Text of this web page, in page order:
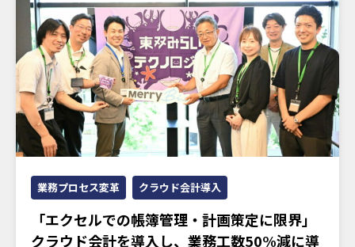
業務プロセス変革 クラウド会計導入
「エクセルでの帳簿管理・計画策定に限界」
クラウド会計を導入し、業務工数50%減に導